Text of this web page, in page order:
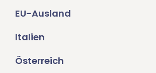
EU-Ausland
Italien
Österreich